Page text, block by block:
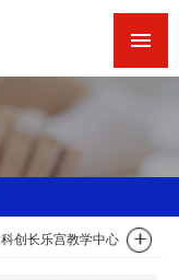
新闻中心
精品课程
师资力量
科创长乐宫教学中心